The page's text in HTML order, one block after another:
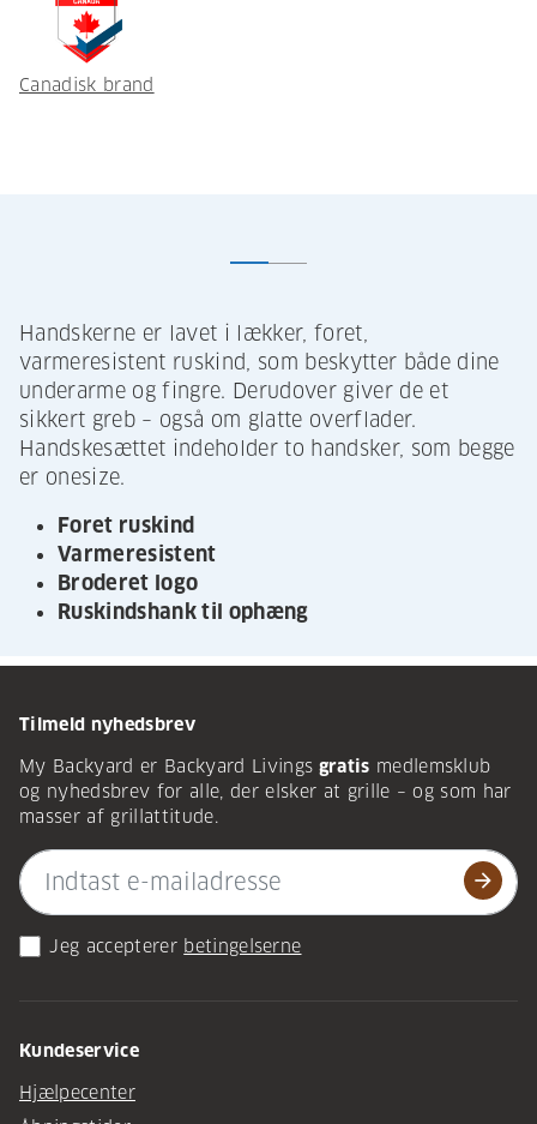
Canadisk brand
Handskerne er lavet i lækker, foret,
varmeresistent ruskind, som beskytter både dine
underarme og fingre. Derudover giver de et
sikkert greb – også om glatte overflader.
Handskesættet indeholder to handsker, som begge
er onesize.
Foret ruskind
Varmeresistent
Broderet logo
Ruskindshank til ophæng
Tilmeld nyhedsbrev
My Backyard er Backyard Livings gratis medlemsklub
og nyhedsbrev for alle, der elsker at grille – og som har
masser af grillattitude.
arrow_forward
Jeg accepterer betingelserne
Kundeservice
Hjælpecenter